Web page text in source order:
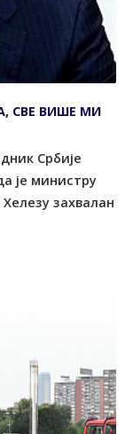
СВЕ ВИШЕ МИ
Србије
је министру
захвалан